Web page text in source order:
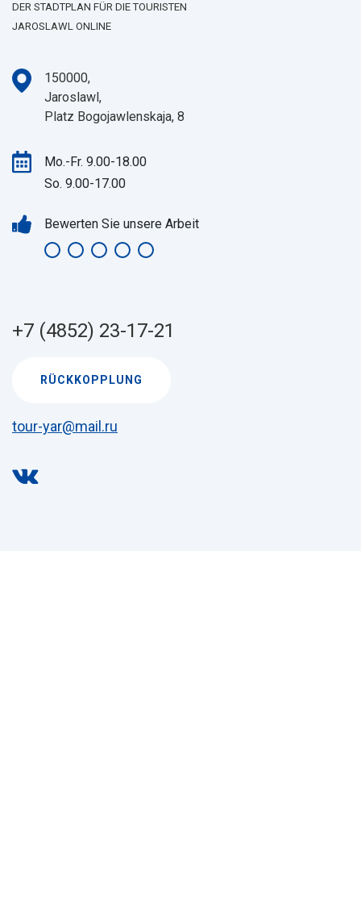
DER STADTPLAN FÜR DIE TOURISTEN
JAROSLAWL ONLINE
150000,
Jaroslawl,
Platz Bogojawlenskaja, 8
Mo.-Fr. 9.00-18.00
So. 9.00-17.00
Bewerten Sie unsere Arbeit
+7 (4852) 23-17-21
RÜCKKOPPLUNG
tour-yar@mail.ru